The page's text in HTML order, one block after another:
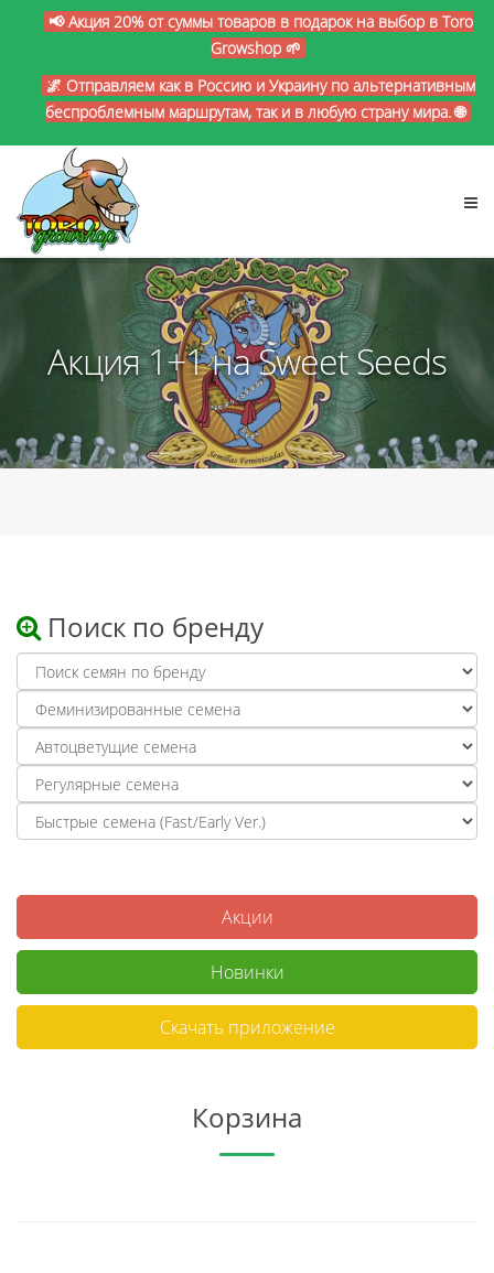
📢 Акция 20% от суммы товаров в подарок на выбор в Toro
Growshop 🌱
🌌 Отправляем как в Россию и Украину по альтернативным
беспроблемным маршрутам, так и в любую страну мира. 🌐
Акция 1+1 на Sweet Seeds
Поиск по бренду
Акции
Новинки
Скачать приложение
Корзина